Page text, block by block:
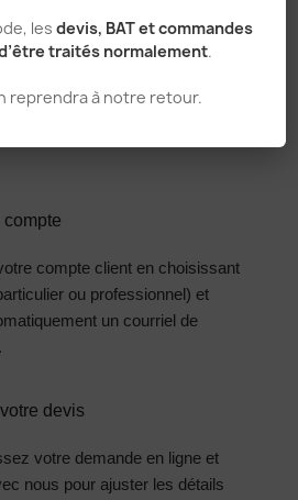
les devis, BAT et commandes
traités normalement.
reprendra à notre retour.
EN 5
compte
compte client en choisissant
ou professionnel) et
un courriel de
devis
votre demande en ligne et
nous pour ajuster les détails